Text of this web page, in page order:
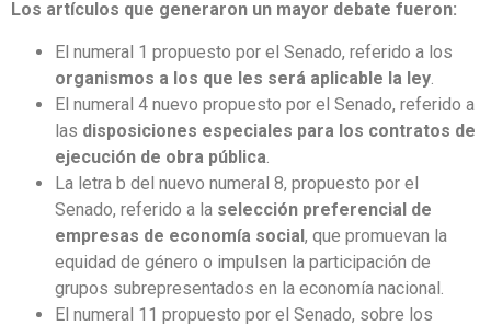
Los artículos que generaron un mayor debate fueron:
El numeral 1 propuesto por el Senado, referido a los
organismos a los que les será aplicable la ley
El numeral 4 nuevo propuesto por el Senado, referido a
las disposiciones especiales para los contratos de
ejecución de obra pública
La letra b del nuevo numeral 8, propuesto por el
Senado, referido a la selección preferencial de
empresas de economía social, que promuevan la
equidad de género o impulsen la participación de
grupos subrepresentados en la economía nacional.
El numeral 11 propuesto por el Senado, sobre los